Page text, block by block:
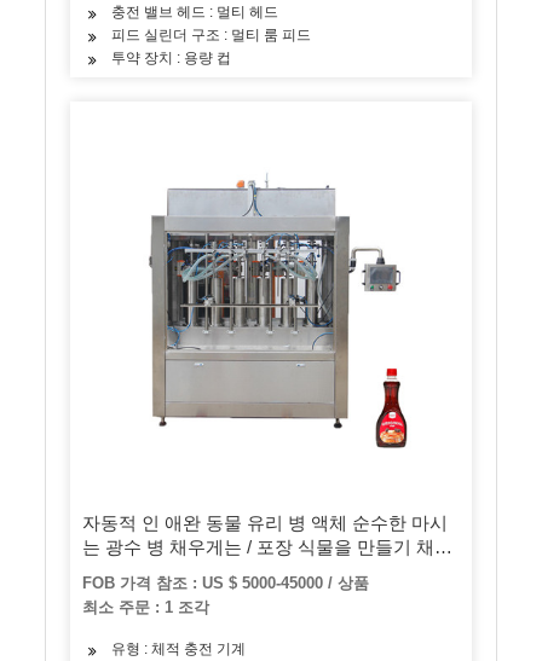
충전 밸브 헤드 : 멀티 헤드
피드 실린더 구조 : 멀티 룸 피드
투약 장치 : 용량 컵
자동적 인 애완 동물 유리 병 액체 순수한 마시
는 광수 병 채우게는 / 포장 식물을 만들기 채우
는 탄산 맛을 낸 주스 음료
FOB 가격 참조 : US $ 5000-45000 / 상품
최소 주문 : 1 조각
유형 : 체적 충전 기계